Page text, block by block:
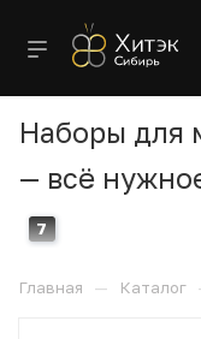
Наборы для
— всё
7
Главная — Каталог